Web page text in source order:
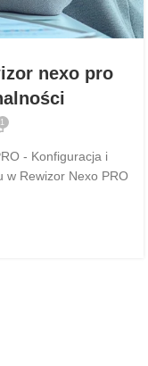
nexo pro
1
- Konfiguracja i
w Rewizor Nexo PRO